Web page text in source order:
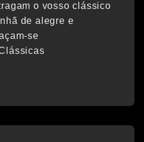
o vosso clássico
de alegre e
se